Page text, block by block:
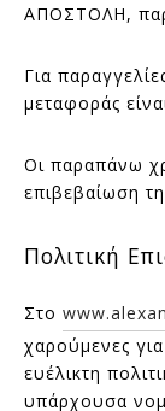
ΑΠΟΣΤΟΛΗ,
Για
μεταφοράς
Οι παραπάνω
επιβεβαίωση
Πολιτική
Στο
χαρούμενες
ευέλικτη
υπάρχουσα